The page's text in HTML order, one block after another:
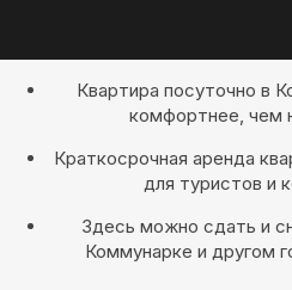
Квартира посуточно в
комфортнее, чем
Краткосрочная аренда
для туристов и
Здесь можно сдать и
Коммунарке и другом